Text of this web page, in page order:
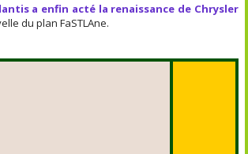
a enfin acté la renaissance de Chrysler
du plan FaSTLAne.